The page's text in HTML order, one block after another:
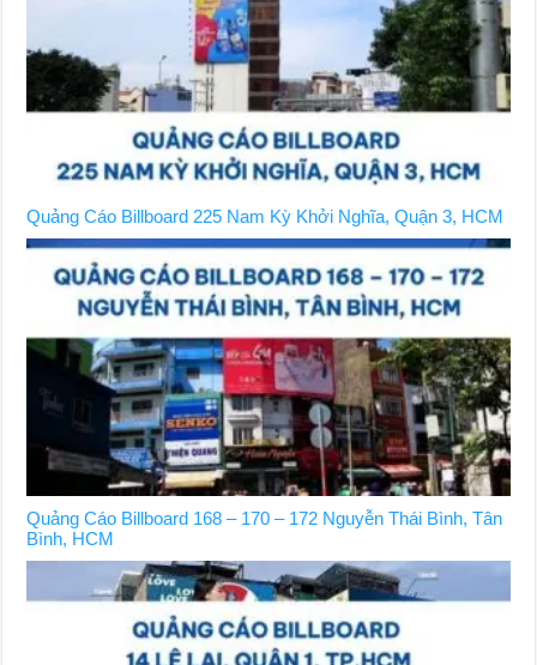
Quảng Cáo Billboard 225 Nam Kỳ Khởi Nghĩa, Quận 3, HCM
Quảng Cáo Billboard 168 – 170 – 172 Nguyễn Thái Bình, Tân
Bình, HCM